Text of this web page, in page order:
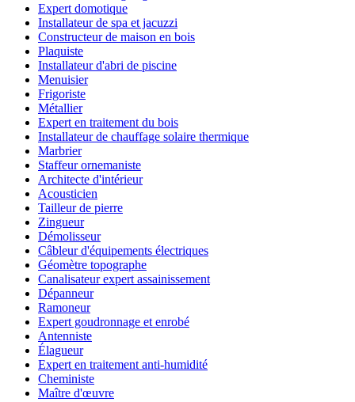
Expert domotique
Installateur de spa et jacuzzi
Constructeur de maison en bois
Plaquiste
Installateur d'abri de piscine
Menuisier
Frigoriste
Métallier
Expert en traitement du bois
Installateur de chauffage solaire thermique
Marbrier
Staffeur ornemaniste
Architecte d'intérieur
Acousticien
Tailleur de pierre
Zingueur
Démolisseur
Câbleur d'équipements électriques
Géomètre topographe
Canalisateur expert assainissement
Dépanneur
Ramoneur
Expert goudronnage et enrobé
Antenniste
Élagueur
Expert en traitement anti-humidité
Cheministe
Maître d'œuvre